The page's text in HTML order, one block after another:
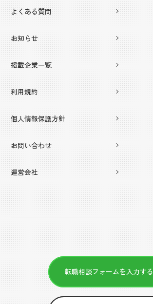
よくある質問
お知らせ
掲載企業一覧
利用規約
個人情報保護方針
お問い合わせ
運営会社
転職相談フォームを入力する